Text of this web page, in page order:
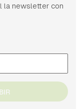
la newsletter con